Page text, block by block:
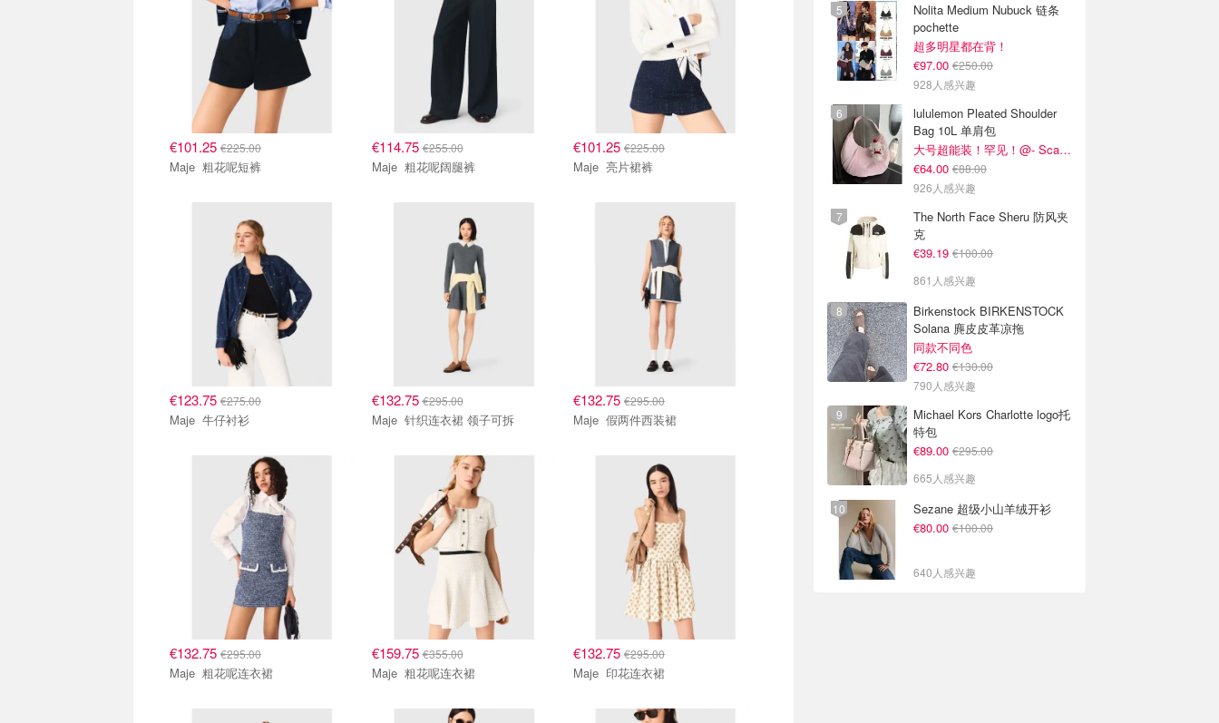
€101.25 €225.00
Maje 粗花呢短裤
€114.75€255.00
Maje 粗花呢阔腿裤
€101.25 €225.00
Maje 亮片裙裤
€123.75 €275.00
Maje 牛仔衬衫
€132.75€295.00
Maje 针织连衣裙 领子可拆
€132.75 €295.00
Maje 假两件西装裙
€132.75 €295.00
Maje 粗花呢连衣裙
€159.75€355.00
Maje 粗花呢连衣裙
€132.75 €295.00
Maje 印花连衣裙
Nolita Medium Nubuck 链条
pochette
超多明星都在背！
€97.00 €250.00
928人感兴趣
lululemon Pleated Shoulder
Bag 10L 单肩包
大号超能装！罕见！@- Scarlett
€64.00 €88.00
926人感兴趣
The North Face Sheru 防风夹
克
€39.19 €100.00
861人感兴趣
Birkenstock BIRKENSTOCK
Solana 麂皮皮革凉拖
同款不同色
€72.80 €130.00
790人感兴趣
Michael Kors Charlotte logo托
特包
€89.00 €295.00
665人感兴趣
Sezane 超级小山羊绒开衫
€80.00 €100.00
640人感兴趣